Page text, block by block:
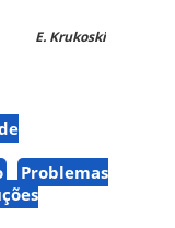
E. Krukoski
Problemas